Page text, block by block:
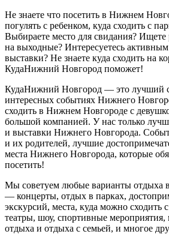
Не знаете что посетить в Нижнем
погулять с ребенком, куда сходить с
Выбираете место для свидания? Ищете
на выходные? Интересуетесь
выставки? Не знаете куда сходить на
КудаНижний Новгород поможет!
КудаНижний Новгород — это лучший
интересных событиях Нижнего
сходить в Нижнем Новгороде с
большой компанией. У нас только
и выставки Нижнего Новгорода.
и их родителей, лучшие
места Нижнего Новгорода, которые
посетить!
Мы советуем любые варианты отдыха
— концерты, отдых в парках,
экскурсий, места, куда можно сходить
театры, шоу, спортивные мероприятия,
отдыха и отдыха с семьей, и многое